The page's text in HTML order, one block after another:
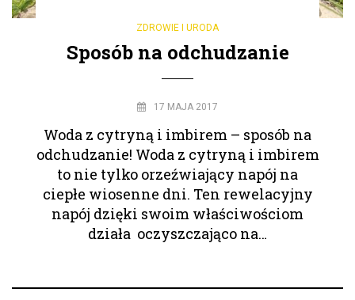
ZDROWIE I URODA
Sposób na odchudzanie
17 MAJA 2017
Woda z cytryną i imbirem – sposób na
odchudzanie! Woda z cytryną i imbirem
to nie tylko orzeźwiający napój na
ciepłe wiosenne dni. Ten rewelacyjny
napój dzięki swoim właściwościom
działa oczyszczająco na…